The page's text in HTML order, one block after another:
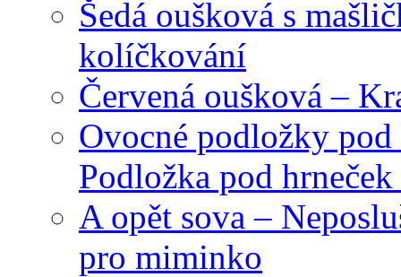
Šedá oušková s
kolíčkování
Červená oušková –
Ovocné podložky
Podložka pod
A opět sova –
pro miminko